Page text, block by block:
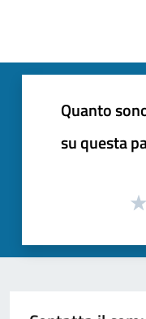
Quanto
su questa